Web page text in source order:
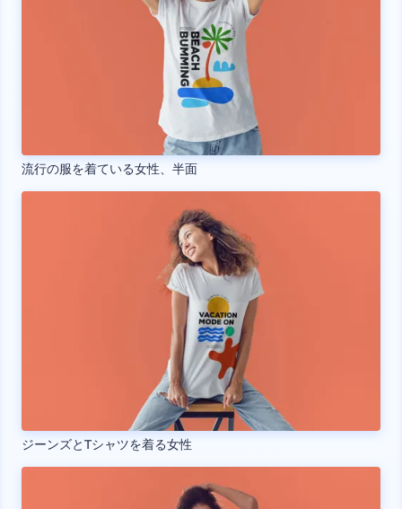
流行の服を着ている女性、半面
ジーンズとTシャツを着る女性